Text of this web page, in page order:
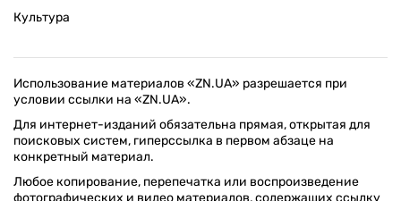
Культура
Использование материалов «ZN.UA» разрешается при
условии ссылки на «ZN.UA».
Для интернет-изданий обязательна прямая, открытая для
поисковых систем, гиперссылка в первом абзаце на
конкретный материал.
Любое копирование, перепечатка или воспроизведение